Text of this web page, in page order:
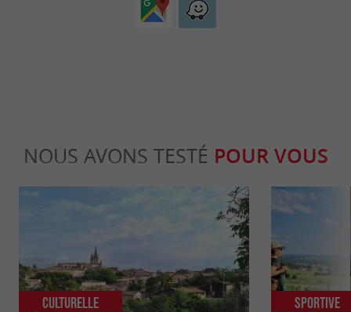
NOUS AVONS TESTÉ POUR VOUS
Culturelle Sportive